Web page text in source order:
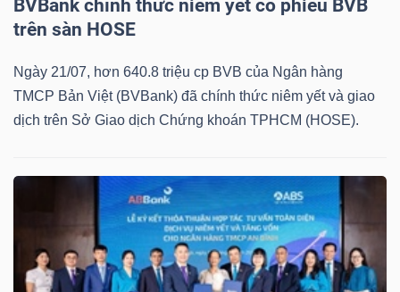
BVBank chính thức niêm yết cổ phiếu BVB
trên sàn HOSE
Ngày 21/07, hơn 640.8 triệu cp BVB của Ngân hàng
TMCP Bản Việt (BVBank) đã chính thức niêm yết và giao
dịch trên Sở Giao dịch Chứng khoán TPHCM (HOSE).